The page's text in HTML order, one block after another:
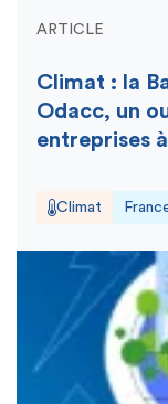
ARTICLE
Climat : la
Odacc, un
entreprises
Climat